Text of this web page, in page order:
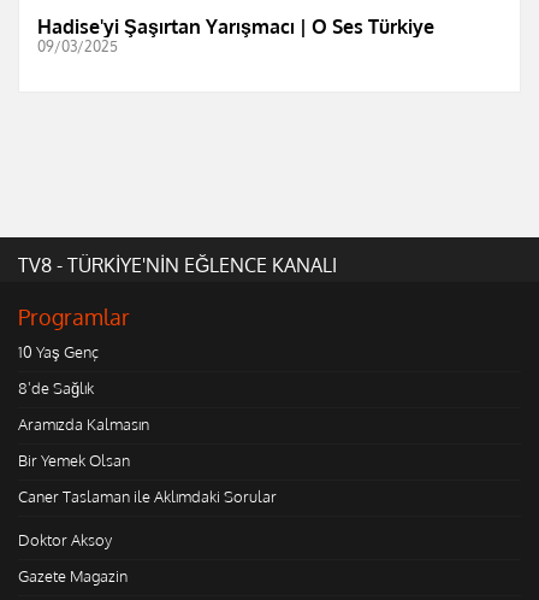
Hadise'yi Şaşırtan Yarışmacı | O Ses Türkiye
09/03/2025
TV8 - TÜRKİYE'NİN EĞLENCE KANALI
Programlar
10 Yaş Genç
8'de Sağlık
Aramızda Kalmasın
Bir Yemek Olsan
Caner Taslaman ile Aklımdaki Sorular
Doktor Aksoy
Gazete Magazin